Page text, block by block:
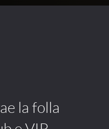
la folla